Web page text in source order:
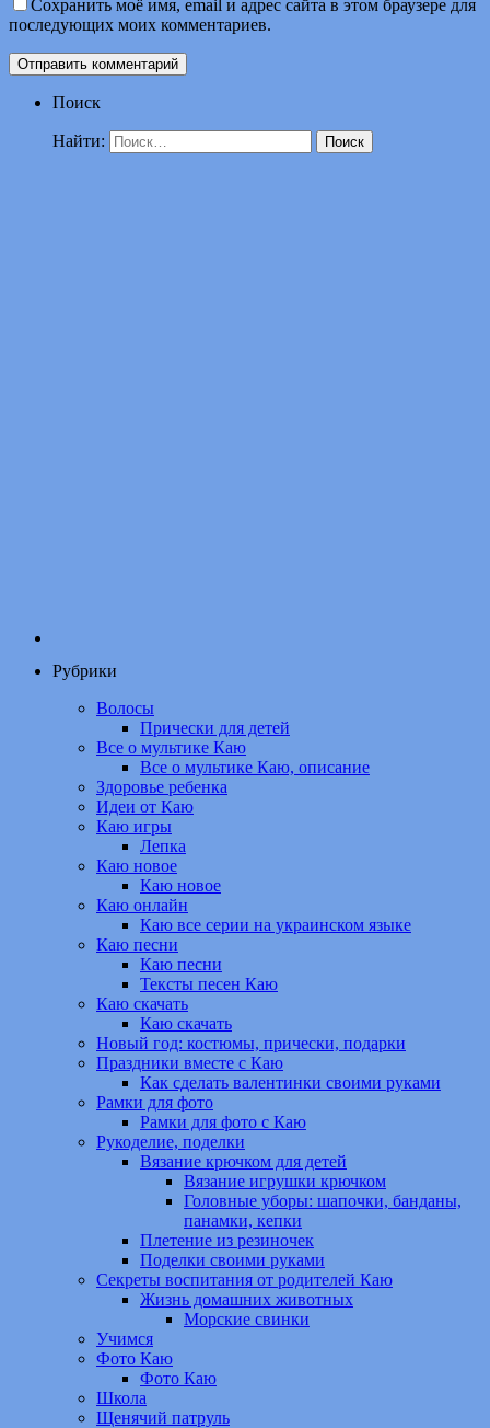
Сохранить моё имя, email и адрес сайта в этом браузере для
последующих моих комментариев.
Поиск
Найти:
Рубрики
Волосы
Прически для детей
Все о мультике Каю
Все о мультике Каю, описание
Здоровье ребенка
Идеи от Каю
Каю игры
Лепка
Каю новое
Каю новое
Каю онлайн
Каю все серии на украинском языке
Каю песни
Каю песни
Тексты песен Каю
Каю скачать
Каю скачать
Новый год: костюмы, прически, подарки
Праздники вместе с Каю
Как сделать валентинки своими руками
Рамки для фото
Рамки для фото с Каю
Рукоделие, поделки
Вязание крючком для детей
Вязание игрушки крючком
Головные уборы: шапочки, банданы,
панамки, кепки
Плетение из резиночек
Поделки своими руками
Секреты воспитания от родителей Каю
Жизнь домашних животных
Морские свинки
Учимся
Фото Каю
Фото Каю
Школа
Щенячий патруль